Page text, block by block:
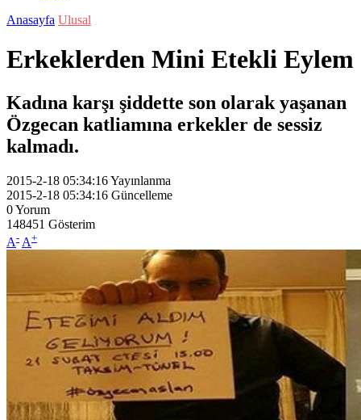
Anasayfa Ulusal
Erkeklerden Mini Etekli Eylem
Kadına karşı şiddette son olarak yaşanan
Özgecan katliamına erkekler de sessiz
kalmadı.
2015-2-18 05:34:16Yayınlanma
2015-2-18 05:34:16 Güncelleme
0Yorum
148451 Gösterim
A- A+